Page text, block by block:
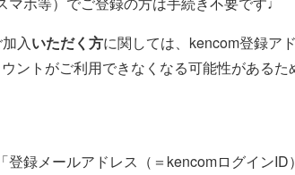
入いただく方に関しては、kencom登録ア
ントがご利用できなくなる可能性がある
録メールアドレス（＝kencomログインID